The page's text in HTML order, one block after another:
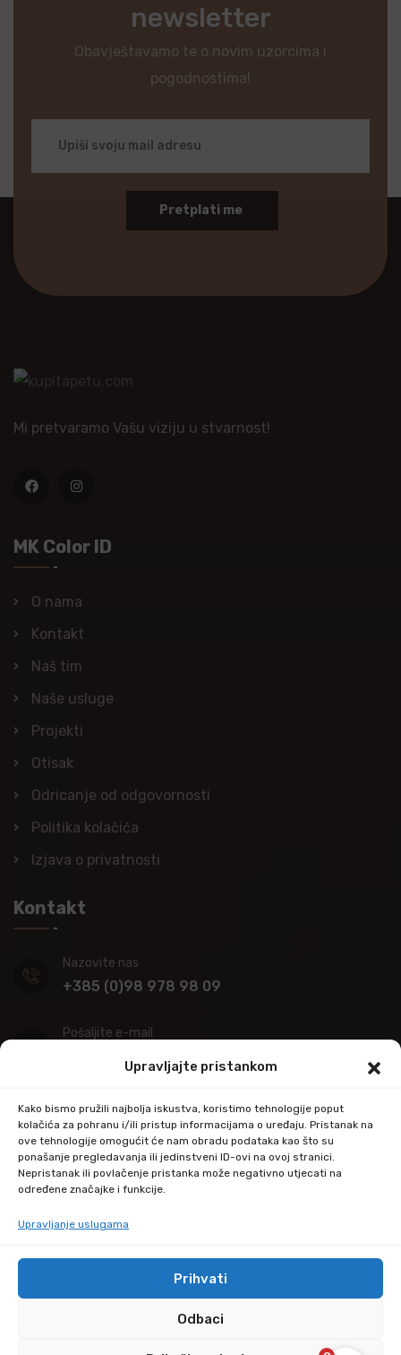
Upravljajte pristankom
Kako bismo pružili najbolja iskustva, koristimo tehnologije poput
kolačića za pohranu i/ili pristup informacijama o uređaju. Pristanak na
ove tehnologije omogućit će nam obradu podataka kao što su
ponašanje pregledavanja ili jedinstveni ID-ovi na ovoj stranici.
Nepristanak ili povlačenje pristanka može negativno utjecati na
određene značajke i funkcije.
Upravljanje uslugama
Prihvati
Odbaci
newsletter
Obavještavamo te o novim uzorcima i
pogodnostima!
Pretplati me
Mi pretvaramo Vašu viziju u stvarnost!
MK Color ID
O nama
Kontakt
Naš tim
Naše usluge
Projekti
Otisak
Odricanje od odgovornosti
Politika kolačića
Izjava o privatnosti
Kontakt
Nazovite nas
+385 (0)98 978 98 09
Pošaljite e-mail
Adresa
Industrijska ulica 39,
34000 Požega
© Copyright 2024 by kupitapetu.com